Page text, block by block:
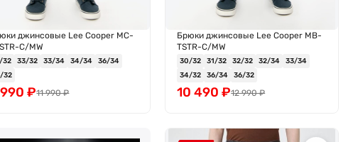
джинсовые Lee Cooper MC-
C/MW
32 33/32 33/34 34/34
36/34
32
11 990₽
₽
Брюки джинсовые Lee Cooper MB-
TSTR-C/MW
30/32 31/32 32/32 32/34
33/34
34/32
36/34 36/32
12 990₽
10 490₽